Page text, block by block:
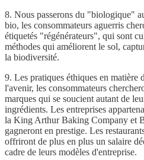
8. Nous passerons du "biologique"
bio, les consommateurs aguerris
étiquetés "régénérateurs", qui sont
méthodes qui améliorent le sol,
la biodiversité.
9. Les pratiques éthiques en matière
l'avenir, les consommateurs
marques qui se soucient autant de
ingrédients. Les entreprises
la King Arthur Baking Company et
gagneront en prestige. Les
offriront de plus en plus un salaire
cadre de leurs modèles d'entreprise.